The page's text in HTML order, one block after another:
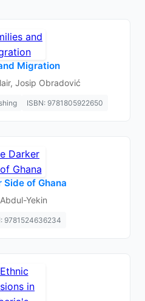
Migration
Josip Obradović
ISBN: 9781805922650
Side of Ghana
Yekin
9781524636234